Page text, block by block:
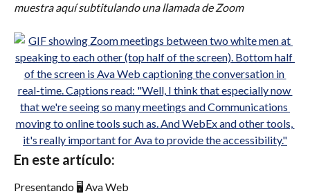
muestra aquí subtitulando una llamada de Zoom
En este artículo:
Presentando 🖥 Ava Web